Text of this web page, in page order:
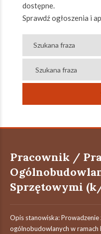
dostępne.
Sprawdź ogłoszenia i
Pracownik /
Sprzętowymi
Opis stanowiska:
ogólnobudowlanych w